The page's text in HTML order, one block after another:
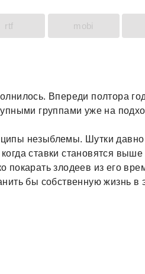
rtf mobi
Впереди полтора
группами уже на
незыблемы. Шутки давно
ставки становятся выше
покарать злодеев из его
бы собственную жизнь в